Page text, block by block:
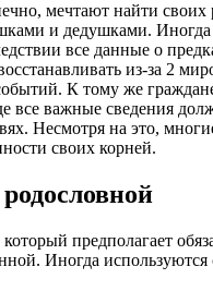
мечтают найти своих
и дедушками. Иногда
все данные о
из-за 2
К тому же
все важные сведения
Несмотря на это,
своих корней.
предполагает
Иногда используются